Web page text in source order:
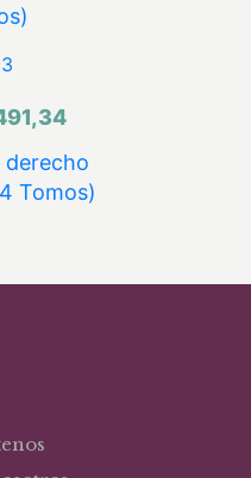
Tomos)
El
precio
actual
$491,34.